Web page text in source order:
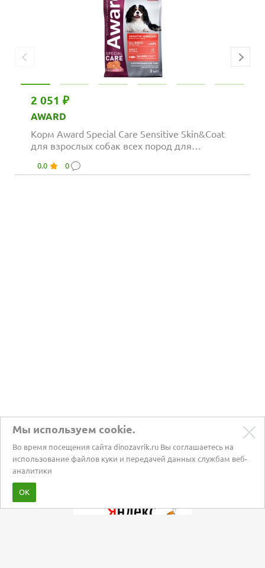
2 051 ₽
AWARD
Корм Award Special Care Sensitive Skin&Coat
для взрослых собак всех пород для
0.0 0
Мы используем cookie.
Во время посещения сайта dinozavrik.ru Вы соглашаетесь на
использование файлов куки и передачей данных службам веб-
аналитики
ОК